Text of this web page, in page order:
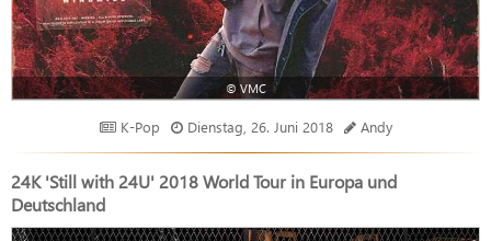
© VMC
K-Pop Dienstag, 26. Juni 2018 Andy
24K 'Still with 24U' 2018 World Tour in Europa und
Deutschland